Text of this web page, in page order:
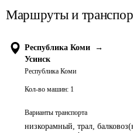
Маршруты и
Республика Коми
→
Усинск
Республика Коми
Кол-во машин: 1
Варианты транспорта
низкорамный, трал,